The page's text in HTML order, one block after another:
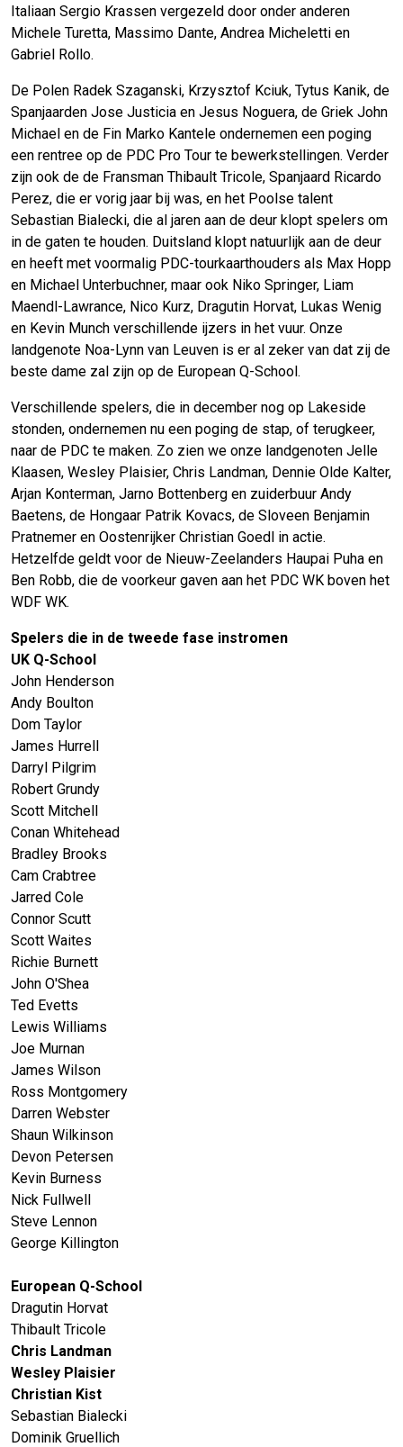
Italiaan Sergio Krassen vergezeld door onder anderen
Michele Turetta, Massimo Dante, Andrea Micheletti en
Gabriel Rollo.
De Polen Radek Szaganski, Krzysztof Kciuk, Tytus Kanik, de
Spanjaarden Jose Justicia en Jesus Noguera, de Griek John
Michael en de Fin Marko Kantele ondernemen een poging
een rentree op de PDC Pro Tour te bewerkstellingen. Verder
zijn ook de de Fransman Thibault Tricole, Spanjaard Ricardo
Perez, die er vorig jaar bij was, en het Poolse talent
Sebastian Bialecki, die al jaren aan de deur klopt spelers om
in de gaten te houden. Duitsland klopt natuurlijk aan de deur
en heeft met voormalig PDC-tourkaarthouders als Max Hopp
en Michael Unterbuchner, maar ook Niko Springer, Liam
Maendl-Lawrance, Nico Kurz, Dragutin Horvat, Lukas Wenig
en Kevin Munch verschillende ijzers in het vuur. Onze
landgenote Noa-Lynn van Leuven is er al zeker van dat zij de
beste dame zal zijn op de European Q-School.
Verschillende spelers, die in december nog op Lakeside
stonden, ondernemen nu een poging de stap, of terugkeer,
naar de PDC te maken. Zo zien we onze landgenoten Jelle
Klaasen, Wesley Plaisier, Chris Landman, Dennie Olde Kalter,
Arjan Konterman, Jarno Bottenberg en zuiderbuur Andy
Baetens, de Hongaar Patrik Kovacs, de Sloveen Benjamin
Pratnemer en Oostenrijker Christian Goedl in actie.
Hetzelfde geldt voor de Nieuw-Zeelanders Haupai Puha en
Ben Robb, die de voorkeur gaven aan het PDC WK boven het
WDF WK.
Spelers die in de tweede fase instromen
UK Q-School
John Henderson
Andy Boulton
Dom Taylor
James Hurrell
Darryl Pilgrim
Robert Grundy
Scott Mitchell
Conan Whitehead
Bradley Brooks
Cam Crabtree
Jarred Cole
Connor Scutt
Scott Waites
Richie Burnett
John O'Shea
Ted Evetts
Lewis Williams
Joe Murnan
James Wilson
Ross Montgomery
Darren Webster
Shaun Wilkinson
Devon Petersen
Kevin Burness
Nick Fullwell
Steve Lennon
George Killington
European Q-School
Dragutin Horvat
Thibault Tricole
Chris Landman
Wesley Plaisier
Christian Kist
Sebastian Bialecki
Dominik Gruellich